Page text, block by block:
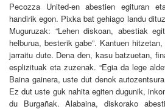
Pecozza United-en abestien egituran
handirik egon. Pixka bat gehiago landu
Muguruzak: “Lehen diskoan, abestiak
helburua, besterik gabe”. Kantuen
jarraitu dute. Dena den, kasu batzuetan,
esplizituak eta zuzenak. “Egia da lege
Baina gainera, uste dut denok
Ez dut uste guk nahita egiten dugunik,
du Burgañak. Alabaina, diskorako